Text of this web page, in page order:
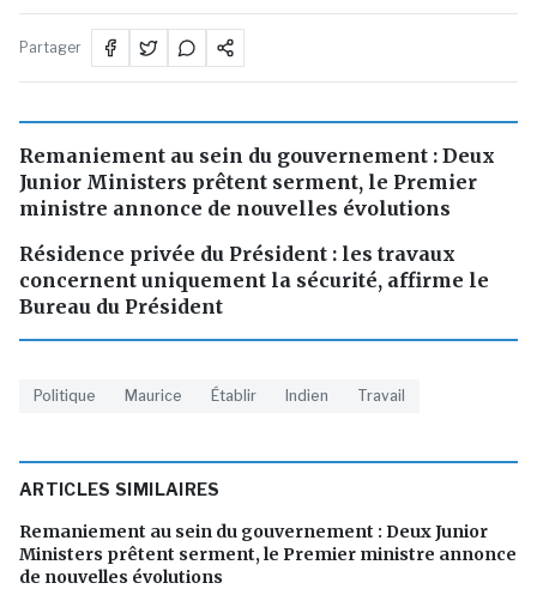
Partager
Remaniement au sein du gouvernement : Deux
Junior Ministers prêtent serment, le Premier
ministre annonce de nouvelles évolutions
Résidence privée du Président : les travaux
concernent uniquement la sécurité, affirme le
Bureau du Président
Politique Maurice Établir Indien Travail
ARTICLES SIMILAIRES
Remaniement au sein du gouvernement : Deux Junior
Ministers prêtent serment, le Premier ministre annonce
de nouvelles évolutions